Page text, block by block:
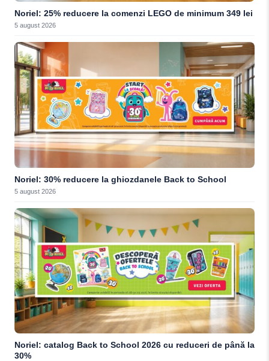
Noriel: 25% reducere la comenzi LEGO de minimum 349 lei
5 august 2026
Noriel: 30% reducere la ghiozdanele Back to School
5 august 2026
Noriel: catalog Back to School 2026 cu reduceri de până la
30%